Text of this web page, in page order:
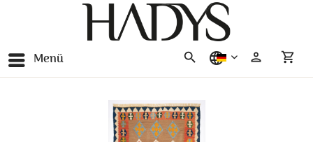
Menü deutsch